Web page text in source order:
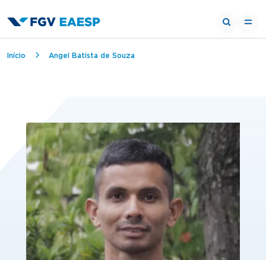
Trilha de navegação
Início Angel Batista de Souza